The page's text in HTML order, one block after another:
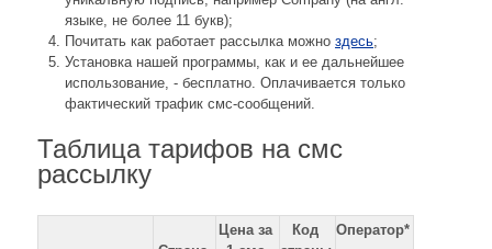
языке, не более 11 букв);
Почитать как работает рассылка можноздесь;
Установка нашей программы, как и ее дальнейшее
использование, - бесплатно. Оплачивается только
фактический трафик смс-сообщений.
Таблица тарифов на смс
рассылку
Цена за
Код
Оператор*